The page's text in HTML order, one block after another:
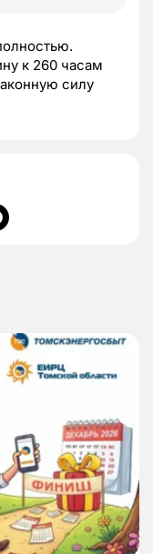
к 260 часам
силу